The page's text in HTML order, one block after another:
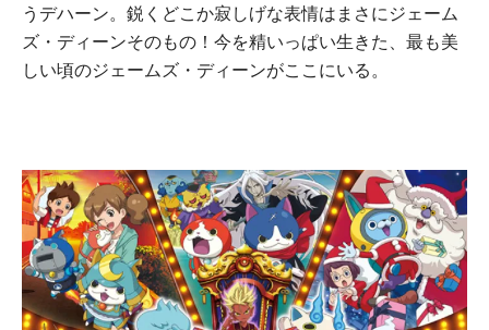
うデハーン。鋭くどこか寂しげな表情はまさにジェーム
ズ・ディーンそのもの！今を精いっぱい生きた、最も美
しい頃のジェームズ・ディーンがここにいる。